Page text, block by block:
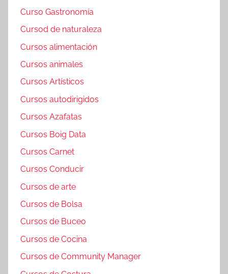
Curso Gastronomía
Cursod de naturaleza
Cursos alimentación
Cursos animales
Cursos Artísticos
Cursos autodirigidos
Cursos Azafatas
Cursos Boig Data
Cursos Carnet
Cursos Conducir
Cursos de arte
Cursos de Bolsa
Cursos de Buceo
Cursos de Cocina
Cursos de Community Manager